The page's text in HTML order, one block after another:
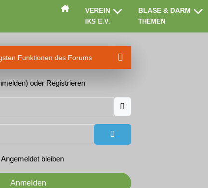
VEREIN
IKS E.V.
BLASE & DARM
THEMEN
Funktionen des Forums
oder Registrieren
Passwort anzeigen
Angemeldet bleiben
Anmelden